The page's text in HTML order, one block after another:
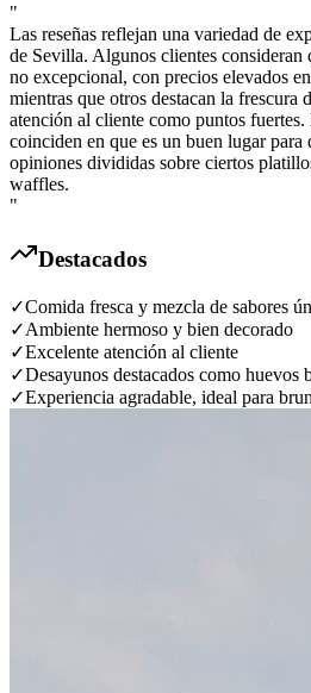
"
Las reseñas reflejan una variedad de
de Sevilla. Algunos clientes consideran
no excepcional, con precios elevados
mientras que otros destacan la frescura
atención al cliente como puntos
coinciden en que es un buen lugar para
opiniones divididas sobre ciertos
waffles.
"
Destacados
✓Comida fresca y mezcla de sabores
✓Ambiente hermoso y bien decorado
✓Excelente atención al cliente
✓Desayunos destacados como huevos
✓Experiencia agradable, ideal para